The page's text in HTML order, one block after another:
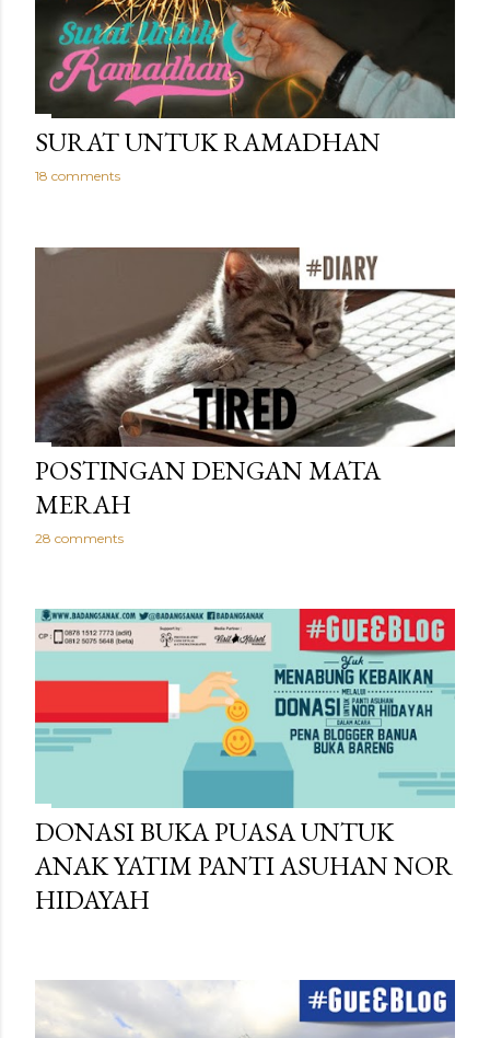
SURAT UNTUK RAMADHAN
18 comments
POSTINGAN DENGAN MATA
MERAH
28 comments
DONASI BUKA PUASA UNTUK
ANAK YATIM PANTI ASUHAN NOR
HIDAYAH